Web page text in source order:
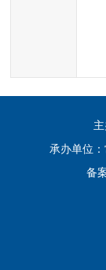
承办单位
备